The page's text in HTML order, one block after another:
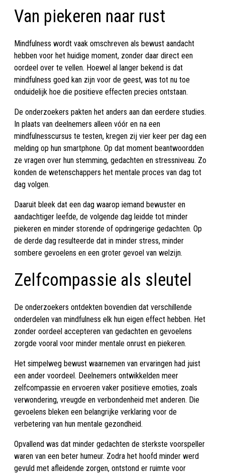
Van piekeren naar rust
Mindfulness wordt vaak omschreven als bewust aandacht
hebben voor het huidige moment, zonder daar direct een
oordeel over te vellen. Hoewel al langer bekend is dat
mindfulness goed kan zijn voor de geest, was tot nu toe
onduidelijk hoe die positieve effecten precies ontstaan.
De onderzoekers pakten het anders aan dan eerdere studies.
In plaats van deelnemers alleen vóór en na een
mindfulnesscursus te testen, kregen zij vier keer per dag een
melding op hun smartphone. Op dat moment beantwoordden
ze vragen over hun stemming, gedachten en stressniveau. Zo
konden de wetenschappers het mentale proces van dag tot
dag volgen.
Daaruit bleek dat een dag waarop iemand bewuster en
aandachtiger leefde, de volgende dag leidde tot minder
piekeren en minder storende of opdringerige gedachten. Op
de derde dag resulteerde dat in minder stress, minder
sombere gevoelens en een groter gevoel van welzijn.
Zelfcompassie als sleutel
De onderzoekers ontdekten bovendien dat verschillende
onderdelen van mindfulness elk hun eigen effect hebben. Het
zonder oordeel accepteren van gedachten en gevoelens
zorgde vooral voor minder mentale onrust en piekeren.
Het simpelweg bewust waarnemen van ervaringen had juist
een ander voordeel. Deelnemers ontwikkelden meer
zelfcompassie en ervoeren vaker positieve emoties, zoals
verwondering, vreugde en verbondenheid met anderen. Die
gevoelens bleken een belangrijke verklaring voor de
verbetering van hun mentale gezondheid.
Opvallend was dat minder gedachten de sterkste voorspeller
waren van een beter humeur. Zodra het hoofd minder werd
gevuld met afleidende zorgen, ontstond er ruimte voor